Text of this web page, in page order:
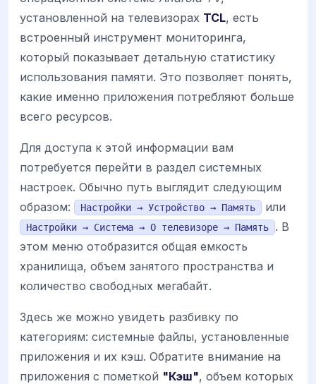
установленной на телевизорах TCL, есть
встроенный инструмент мониторинга,
который показывает детальную статистику
использования памяти. Это позволяет понять,
какие именно приложения потребляют больше
всего ресурсов.
Для доступа к этой информации вам
потребуется перейти в раздел системных
настроек. Обычно путь выглядит следующим
образом:
Настройки → Устройство → Память или
Настройки → Система → О телевизоре → Память
. В
этом меню отобразится общая емкость
хранилища, объем занятого пространства и
количество свободных мегабайт.
Здесь же можно увидеть разбивку по
категориям: системные файлы, установленные
приложения и их кэш. Обратите внимание на
приложения с пометкой "Кэш", объем которых